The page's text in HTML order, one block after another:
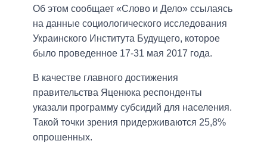
Об этом сообщает «Слово и Дело» ссылаясь
на данные социологического исследования
Украинского Института Будущего, которое
было проведенное 17-31 мая 2017 года.
В качестве главного достижения
правительства Яценюка респонденты
указали программу субсидий для населения.
Такой точки зрения придерживаются 25,8%
опрошенных.